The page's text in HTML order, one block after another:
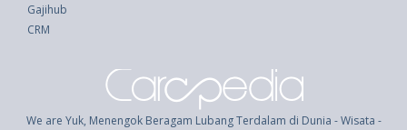
Gajihub
CRM
We are Yuk, Menengok Beragam Lubang Terdalam di Dunia - Wisata -